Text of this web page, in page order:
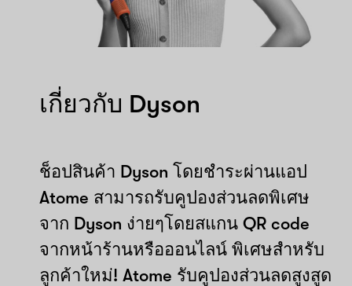
เกี่ยวกับ Dyson
ช็อปสินค้า Dyson โดยชำระผ่านแอป
Atome สามารถรับคูปองส่วนลดพิเศษ
จาก Dyson ง่ายๆโดยสแกน QR code
จากหน้าร้านหรือออนไลน์ พิเศษสำหรับ
ลูกค้าใหม่! Atome รับคูปองส่วนลดสูงสูด